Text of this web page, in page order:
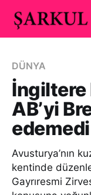
DÜNYA
İngiltere
AB’yi
edemedi
Avusturya’nın
kentinde
Gayrıresmi